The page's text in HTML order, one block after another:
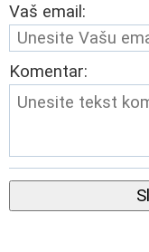
Vaš email:
Komentar: